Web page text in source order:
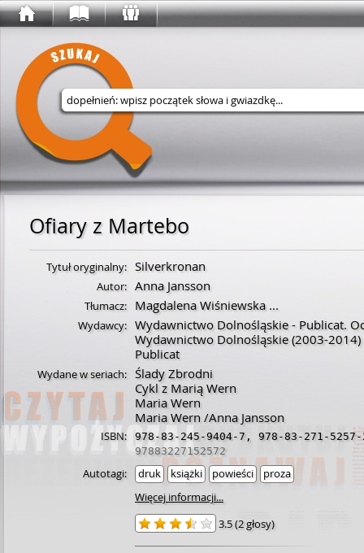
Wyszukaj w serwisie
Ofiary z Martebo
Tytuł oryginalny: Silverkronan
Autor: Anna Jansson
Tłumacz: Magdalena Wiśniewska...
Wydawcy: Wydawnictwo Dolnośląskie - Publicat.
Wydawnictwo Dolnośląskie(2003-2014)
Publicat
Wydane w seriach: Ślady Zbrodni
Cykl z Marią Wern
Maria Wern
Maria Wern /Anna Jansson
ISBN: 978-83-245-9404-7 , 978-83-271-5257-
97883227152572
Autotagi: druk książki powieści
proza
Więcej informacji...
3.5(2 głosy)